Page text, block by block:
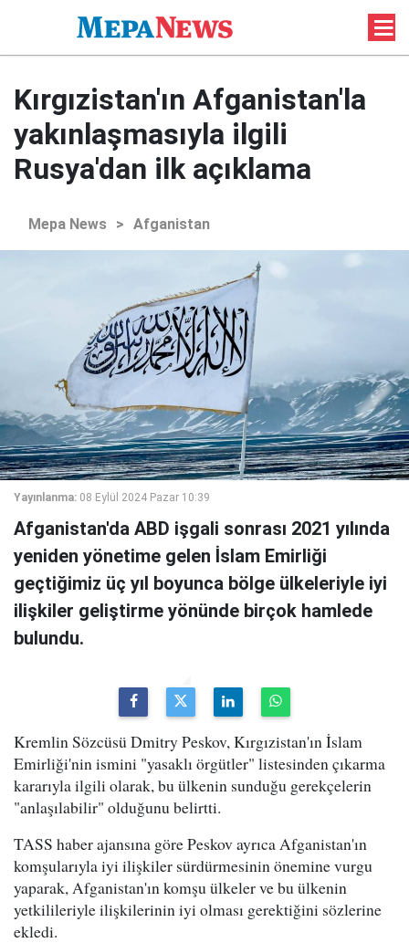
Kırgızistan'ın Afganistan'la
yakınlaşmasıyla ilgili
Rusya'dan ilk açıklama
Mepa News > Afganistan
Yayınlanma: 08 Eylül 2024 Pazar 10:39
Afganistan'da ABD işgali sonrası 2021 yılında
yeniden yönetime gelen İslam Emirliği
geçtiğimiz üç yıl boyunca bölge ülkeleriyle iyi
ilişkiler geliştirme yönünde birçok hamlede
bulundu.
Kremlin Sözcüsü Dmitry Peskov, Kırgızistan'ın İslam
Emirliği'nin ismini "yasaklı örgütler" listesinden çıkarma
kararıyla ilgili olarak, bu ülkenin sunduğu gerekçelerin
"anlaşılabilir" olduğunu belirtti.
TASS haber ajansına göre Peskov ayrıca Afganistan'ın
komşularıyla iyi ilişkiler sürdürmesinin önemine vurgu
yaparak, Afganistan'ın komşu ülkeler ve bu ülkenin
yetkilileriyle ilişkilerinin iyi olması gerektiğini sözlerine
ekledi.